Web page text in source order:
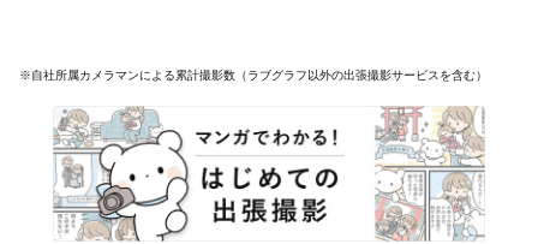
※自社所属カメラマンによる累計撮影数（ラブグラフ以外の出張撮影サービスを含む）